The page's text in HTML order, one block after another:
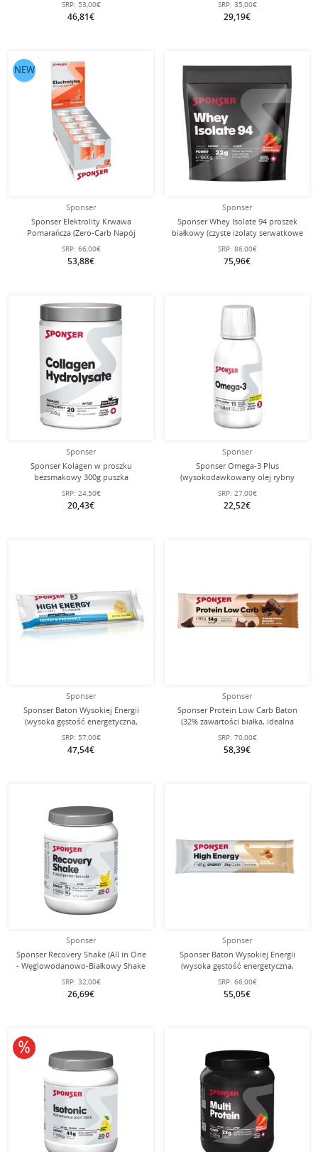
zawartość białka, bez laktozy)
Czekolada 850g puszka
SRP: 53,00€
46,81€
SRP: 35,00€
29,19€
Sponser
Sponser Elektrolity Krwawa
Pomarańcza (Zero-Carb Napój
Sportowy z Elektrolitami) 12x10
Tabletek W pudełku
SRP: 66,00€
53,88€
NEW
Sponser
Sponser Whey Isolate 94 proszek
białkowy (czyste izolaty serwatkowe
CFM, maksymalna zawartość białka,
bez laktozy) truskawka 1500g worek
stojący
SRP: 86,00€
75,96€
Sponser
Sponser Kolagen w proszku
bezsmakowy 300g puszka
SRP: 24,50€
20,43€
Sponser
Sponser Omega-3 Plus
(wysokodawkowany olej rybny
Omega 3 plus witamina D3) Cytrus
150ml butelka
SRP: 27,00€
22,52€
Sponser
Sponser Baton Wysokiej Energii
(wysoka gęstość energetyczna,
optymalna tolerancja) Banan 30x45g
Pudełko
SRP: 57,00€
47,54€
Sponser
Sponser Protein Low Carb Baton
(32% zawartości białka, idealna
przekąska na co dzień)
Czekolada/Brownie 25x50g Pudełko
SRP: 70,00€
58,39€
Sponser
Sponser Recovery Shake (All in One
- Węglowodanowo-Białkowy Shake
Regeneracyjny) Banan 900g Puszka
SRP: 32,00€
26,69€
Sponser
Sponser Baton Wysokiej Energii
(wysoka gęstość energetyczna,
optymalna tolerancja) Słoneczne
Orzechy - Zwycięzca testów - 30x45g
Pudełko
SRP: 66,00€
55,05€
10% obniżone